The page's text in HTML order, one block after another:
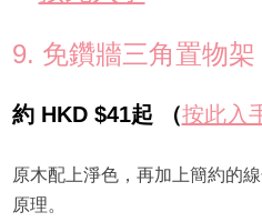
9. 免鑽牆三角置物架
約 HKD $41起 （按此入
原木配上淨色，再加上簡約的
原理。